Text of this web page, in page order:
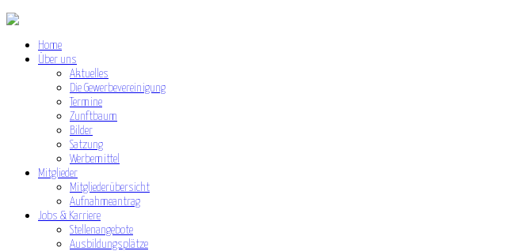
Home
Über uns
Aktuelles
Die Gewerbevereinigung
Termine
Zunftbaum
Bilder
Satzung
Werbemittel
Mitglieder
Mitgliederübersicht
Aufnahmeantrag
Jobs & Karriere
Stellenangebote
Ausbildungsplätze